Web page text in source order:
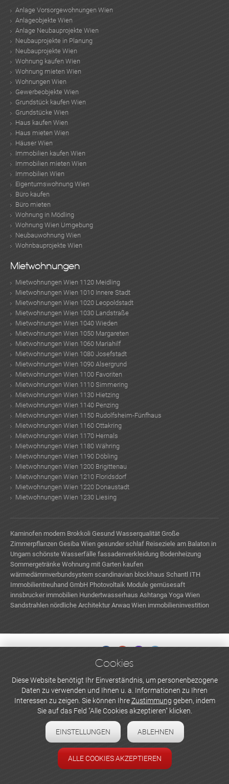
Anlage Vorsorgewohnungen Wien
Anlageobjekte Wien
Anlage Neubauprojekte Wien
Neubauprojekte in Planung
Neubauprojekte Wien
Wohnung kaufen Wien
Wohnung mieten Wien
Wohnungen Wien
Gewerbeobjekte Wien
Grundstück kaufen Wien
Grundstücke Wien
Haus kaufen Wien
Haus mieten Wien
Häuser Wien
Immobilien kaufen Wien
Immobilien mieten Wien
Immobilien Wien
Eigentumswohnung Wien
Büro kaufen
Büro mieten
Wohnung in Mödling
Wohnung Wien Umgebung
Neubauwohnung Wien
Wohnbauprojekte Wien
Mietwohnungen
Mietwohnungen Wien 1120 Meidling
Mietwohnungen Wien 1010 Innere Stadt
Mietwohnungen Wien 1020 Leopoldstadt
Mietwohnungen Wien 1030 Landstraße
Mietwohnungen Wien 1040 Wieden
Mietwohnungen Wien 1050 Margareten
Mietwohnungen Wien 1060 Mariahilf
Mietwohnungen Wien 1080 Josefstadt
Mietwohnungen Wien 1090 Alsergrund
Mietwohnungen Wien 1100 Favoriten
Mietwohnungen Wien 1110 Simmering
Mietwohnungen Wien 1130 Hietzing
Mietwohnungen Wien 1140 Penzing
Mietwohnungen Wien 1150 Rudolfsheim-Fünfhaus
Mietwohnungen Wien 1160 Ottakring
Mietwohnungen Wien 1170 Hernals
Mietwohnungen Wien 1180 Währing
Mietwohnungen Wien 1190 Döbling
Mietwohnungen Wien 1200 Brigittenau
Mietwohnungen Wien 1210 Floridsdorf
Mietwohnungen Wien 1220 Donaustadt
Mietwohnungen Wien 1230 Liesing
Kaminofen modern Brokkoli Gesund Wasserqualität Große
Zimmerpflanzen Gesiba Wien gesunder schlaf Reiseziele am Balaton in
Ungarn schönste Wasserfälle fassadenverkleidung Bodenheizung
Sommergetränke Wohnung mit Garten kaufen
wärmedämmverbundsystem scandinavian blockhaus Schantl ITH
Immobilientreuhand GmbH Photovoltaik Module gemüsesaft
innsbrucker immobilien Hundertwasserhaus Ashtanga Yoga Wien
Sandstrahlen nördliche Architektur Arwag Wien immobilieninvestition
WERBEN UND INSERIEREN
Newsletter abonnieren
Datenschutzerklärung
Cookie-Einstellungen
Cookies
Diese Website benötigt Ihr Einverständnis, um personenbezogene
Daten zu verwenden und Ihnen u. a. Informationen zu Ihren
Interessen zu zeigen. Sie können IhreZustimmung geben, indem
Sie auf das Feld "Alle Cookies akzeptieren" klicken.
EINSTELLUNGEN ABLEHNEN
ALLE COOKIES AKZEPTIEREN